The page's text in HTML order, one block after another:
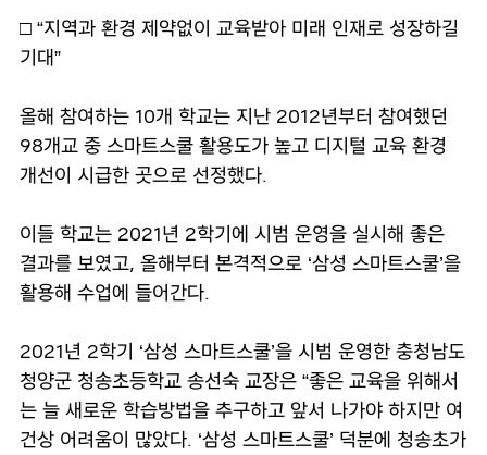
□ “지역과 환경 제약없이 교육받아 미래 인재로 성장하길
기대”
올해 참여하는 10개 학교는 지난 2012년부터 참여했던
98개교 중 스마트스쿨 활용도가 높고 디지털 교육 환경
개선이 시급한 곳으로 선정했다.
이들 학교는 2021년 2학기에 시범 운영을 실시해 좋은
결과를 보였고, 올해부터 본격적으로 ‘삼성 스마트스쿨’을
활용해 수업에 들어간다.
2021년 2학기 ‘삼성 스마트스쿨’을 시범 운영한 충청남도
청양군 청송초등학교 송선숙 교장은 “좋은 교육을 위해서
는 늘 새로운 학습방법을 추구하고 앞서 나가야 하지만 여
건상 어려움이 많았다. ‘삼성 스마트스쿨’ 덕분에 청송초가